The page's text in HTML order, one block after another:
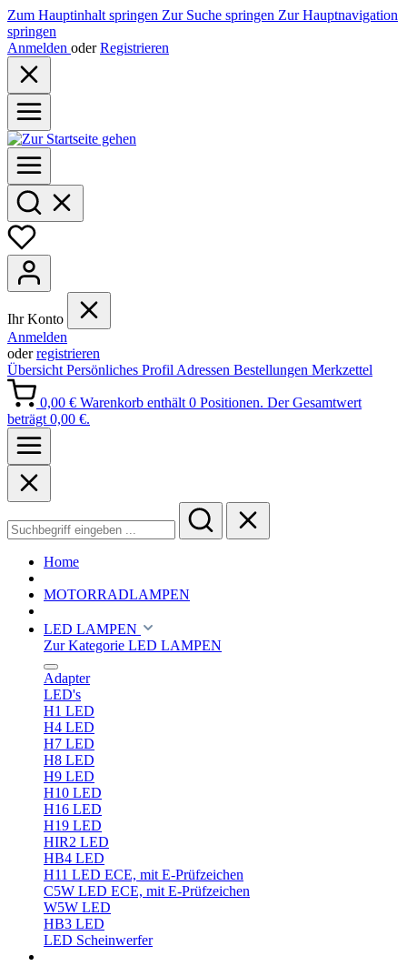
Zum Hauptinhalt springen Zur Suche springen Zur Hauptnavigation
springen
Anmelden oder Registrieren
Ihr Konto
Anmelden
oderregistrieren
Übersicht Persönliches Profil Adressen Bestellungen Merkzettel
0,00 € Warenkorb enthält 0 Positionen. Der Gesamtwert
beträgt 0,00 €.
Home
MOTORRADLAMPEN
LED LAMPEN
Zur Kategorie LED LAMPEN
Adapter
LED's
H1 LED
H4 LED
H7 LED
H8 LED
H9 LED
H10 LED
H16 LED
H19 LED
HIR2 LED
HB4 LED
H11 LED ECE, mit E-Prüfzeichen
C5W LED ECE, mit E-Prüfzeichen
W5W LED
HB3 LED
LED Scheinwerfer